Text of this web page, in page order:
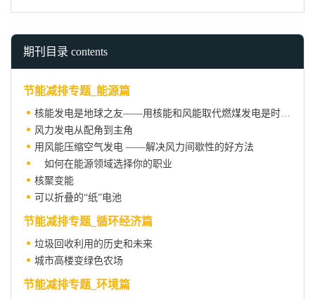
期刊目录 contents
节能减排专题_能源篇
核能发电是地球之友——用核能和风能取代燃煤发电是时候了
风力发电从配角到主角
用风能压缩空气发电 ——解决风力间歇性的好方法
如何在能源领域选择你的职业
核聚变能
可以折叠的“纸”电池
节能减排专题_循环经济篇
垃圾回收利用的历史和未来
城市高楼变绿色农场
节能减排专题_环境篇